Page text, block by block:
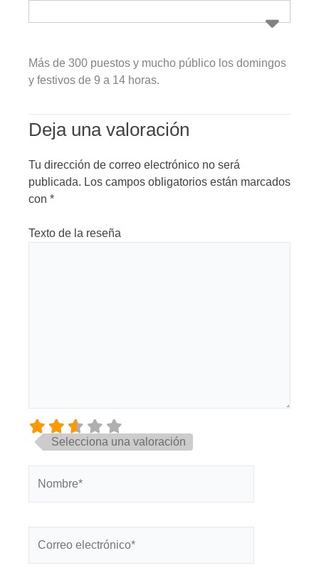
Más de 300 puestos y mucho público los domingos
y festivos de 9 a 14 horas.
Deja una valoración
Tu dirección de correo electrónico no será
publicada. Los campos obligatorios están marcados
con *
Texto de la reseña
Selecciona una valoración
electrónico*